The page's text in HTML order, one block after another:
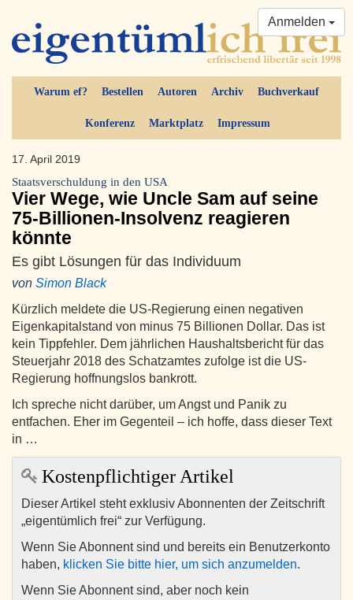
Warum ef? Bestellen Autoren Archiv Buchverkauf
Konferenz Marktplatz Impressum
Anmelden
17. April 2019
Staatsverschuldung in den USA
Vier Wege, wie Uncle Sam auf seine
75-Billionen-Insolvenz reagieren
könnte
Es gibt Lösungen für das Individuum
von Simon Black
Kürzlich meldete die US-Regierung einen negativen
Eigenkapitalstand von minus 75 Billionen Dollar. Das ist
kein Tippfehler. Dem jährlichen Haushaltsbericht für das
Steuerjahr 2018 des Schatzamtes zufolge ist die US-
Regierung hoffnungslos bankrott.
Ich spreche nicht darüber, um Angst und Panik zu
entfachen. Eher im Gegenteil – ich hoffe, dass dieser Text
in …
Kostenpflichtiger Artikel
Dieser Artikel steht exklusiv Abonnenten der Zeitschrift
„eigentümlich frei“ zur Verfügung.
Wenn Sie Abonnent sind und bereits ein Benutzerkonto
haben, klicken Sie bitte hier, um sich anzumelden.
Wenn Sie Abonnent sind, aber noch kein